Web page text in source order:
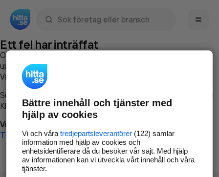
Ett fel har inträffat
Om du vill kan du
uppstod så att vi lättare och snabbare kan avhjälpa det.
Vänligen försök med följande:
Surfa till
Klicka påTillbaka-knappen i webbläsaren och försök igen
Vi beklagar besväret!
Till startsidan
Bättre innehåll och tjänster med
hjälp av cookies
Vi och våra tredjepartsleverantörer(122) samlar
information med hjälp av cookies och
enhetsidentifierare då du besöker vår sajt. Med hjälp
av informationen kan vi utveckla vårt innehåll och våra
tjänster.